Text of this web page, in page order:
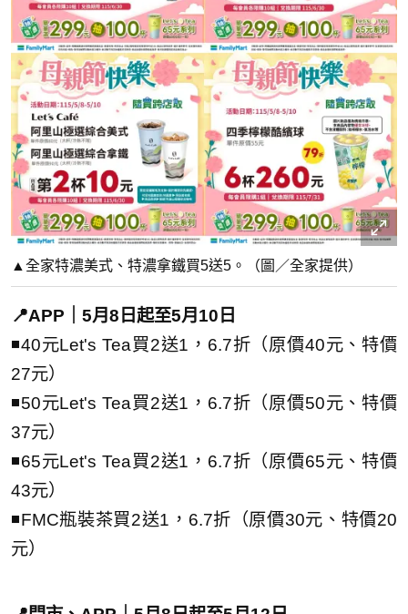
▲全家特濃美式、特濃拿鐵買5送5。（圖／全家提供）
📍APP｜5月8日起至5月10日
◾40元Let's Tea買2送1，6.7折（原價40元、特價
27元）
◾50元Let's Tea買2送1，6.7折（原價50元、特價
37元）
◾65元Let's Tea買2送1，6.7折（原價65元、特價
43元）
◾FMC瓶裝茶買2送1，6.7折（原價30元、特價20
元）